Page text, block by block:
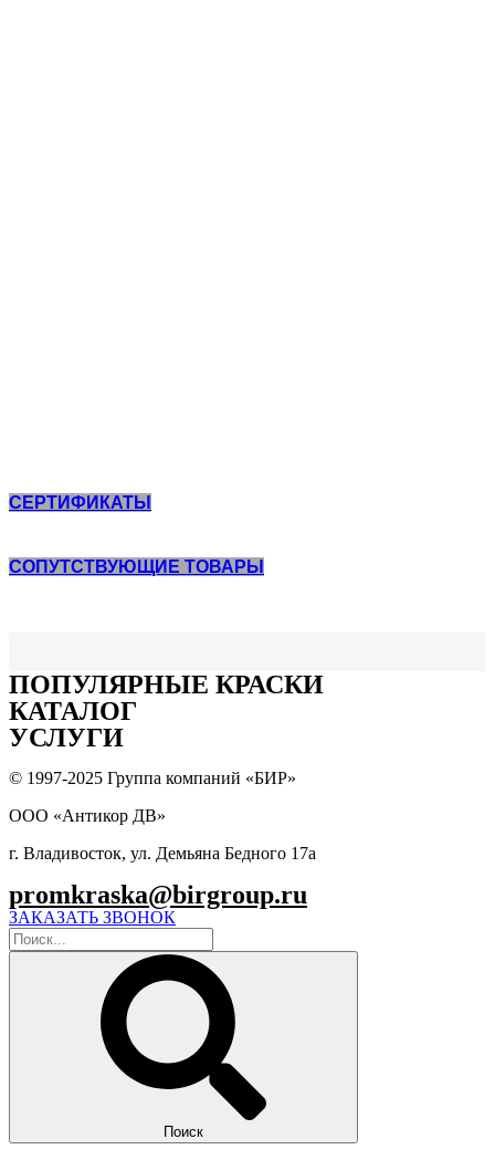
СЕРТИФИКАТЫ
СОПУТСТВУЮЩИЕ ТОВАРЫ
ПОПУЛЯPНЫЕ КРАСКИ
КАТАЛОГ
УСЛУГИ
© 1997-2025 Группа компаний «БИР»
ООО «Антикор ДВ»
г. Владивосток, ул. Демьяна Бедного 17а
promkraska@birgroup.ru
ЗАКАЗАТЬ ЗВОНОК
Поиск